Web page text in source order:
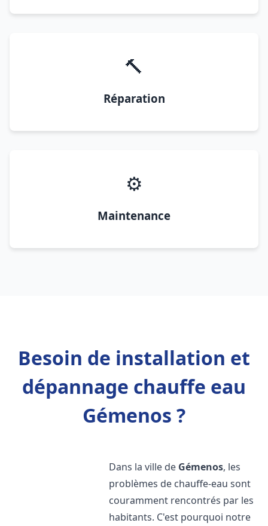
🔨
Réparation
⚙️
Maintenance
Besoin de installation et
dépannage chauffe eau
Gémenos ?
Dans la ville de Gémenos, les
problèmes de chauffe-eau sont
couramment rencontrés par les
habitants. C'est pourquoi notre